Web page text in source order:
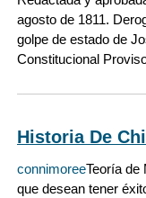
agosto de 1811.
golpe de estado de
Constitucional
Historia De
connimoreeTeoría de
que desean tener